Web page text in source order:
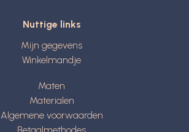
Nuttige links
Mijn gegevens
Winkelmandje
Maten
Materialen
Algemene voorwaarden